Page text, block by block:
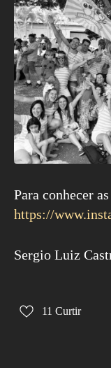
Para conhecer
https://
Sergio Luiz
11 Curtir